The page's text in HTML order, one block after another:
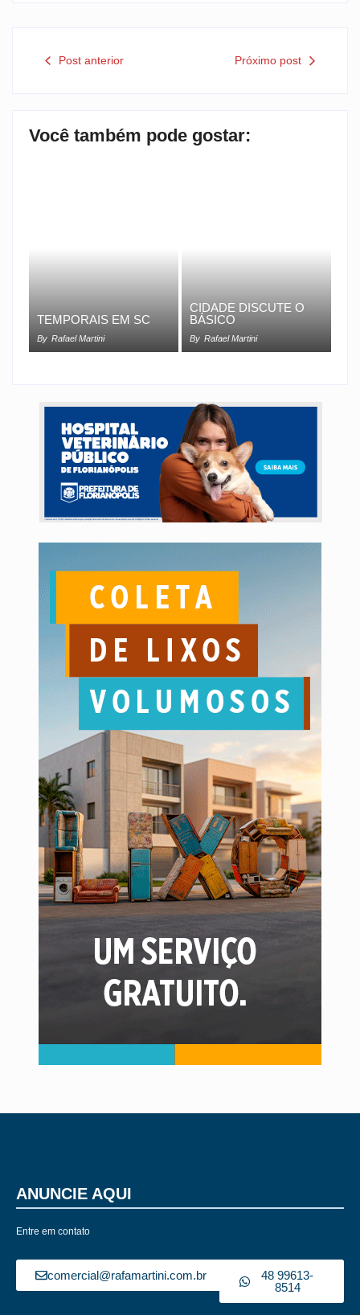
Post anterior Próximo post
Você também pode gostar:
TEMPORAIS EM SC
By Rafael Martini
CIDADE DISCUTE O
BÁSICO
By Rafael Martini
ANUNCIE AQUI
Entre em contato
comercial@rafamartini.com.br
48 99613-
8514